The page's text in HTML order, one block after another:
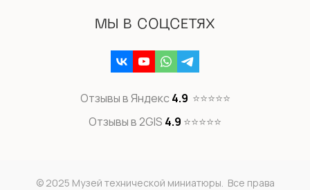
МЫ В СОЦСЕТЯХ
Отзывы в Яндекс 4.9 ⭐⭐⭐⭐⭐
Отзывы в2GIS 4.9 ⭐⭐⭐⭐⭐
© 2025 Музей технической миниатюры. Все права